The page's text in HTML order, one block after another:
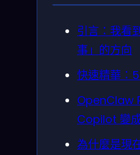
引言：我看
事」的方向
快速精華：
OpenClaw
Copilot 變
為什麼是現